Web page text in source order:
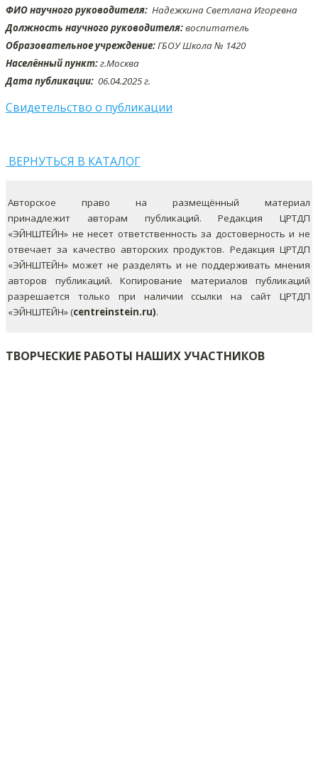
ФИО научного руководителя: Надежкина Светлана Игоревна
Должность научного руководителя:воспитатель
Образовательное учреждение:ГБОУ Школа № 1420
Населённый пункт:г.Москва
Дата публикации: 06.04.2025 г.
Свидетельство о публикации
ВЕРНУТЬСЯ В КАТАЛОГ
Авторское право на размещённый материал
принадлежит авторам публикаций. Редакция ЦРТДП
«ЭЙНШТЕЙН» не несет ответственность за достоверность и не
отвечает за качество авторских продуктов. Редакция ЦРТДП
«ЭЙНШТЕЙН» может не разделять и не поддерживать мнения
авторов публикаций. Копирование материалов публикаций
разрешается только при наличии ссылки на сайт ЦРТДП
«ЭЙНШТЕЙН» (centreinstein.ru).
ТВОРЧЕСКИЕ РАБОТЫ НАШИХ УЧАСТНИКОВ